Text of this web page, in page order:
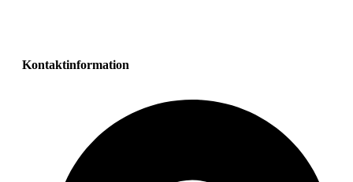
Kontaktinformation